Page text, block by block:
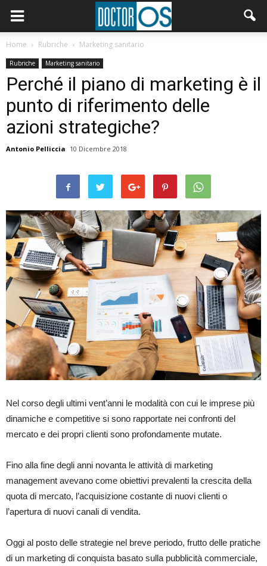
Home Rubriche Marketing sanitario
Rubriche Marketing sanitario
Perché il piano di marketing è il
punto di riferimento delle
azioni strategiche?
Antonio Pelliccia 10 Dicembre 2018
Nel corso degli ultimi vent’anni le modalità con cui le imprese più
dinamiche e competitive si sono rapportate nei confronti del
mercato e dei propri clienti sono profondamente mutate.
Fino alla fine degli anni novanta le attività di marketing
management avevano come obiettivi prevalenti la crescita della
quota di mercato, l’acquisizione costante di nuovi clienti o
l’apertura di nuovi canali di vendita.
Oggi al posto delle strategie nel breve periodo, frutto delle pratiche
di un marketing di conquista basato sulla pubblicità commerciale,